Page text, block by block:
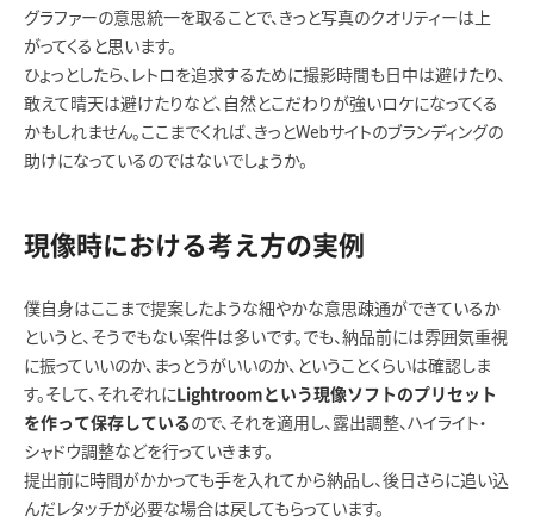
グラファーの意思統一を取ることで、きっと写真のクオリティーは上
がってくると思います。
ひょっとしたら、レトロを追求するために撮影時間も日中は避けたり、
敢えて晴天は避けたりなど、自然とこだわりが強いロケになってくる
かもしれません。ここまでくれば、きっとWebサイトのブランディングの
助けになっているのではないでしょうか。
現像時における考え方の実例
僕自身はここまで提案したような細やかな意思疎通ができているか
というと、そうでもない案件は多いです。でも、納品前には雰囲気重視
に振っていいのか、まっとうがいいのか、ということくらいは確認しま
す。そして、それぞれにLightroomという現像ソフトのプリセット
を作って保存しているので、それを適用し、露出調整、ハイライト・
シャドウ調整などを行っていきます。
提出前に時間がかかっても手を入れてから納品し、後日さらに追い込
んだレタッチが必要な場合は戻してもらっています。